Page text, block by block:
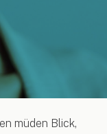
müden Blick,